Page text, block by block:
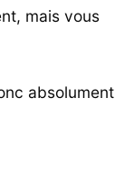
mais vous
absolument